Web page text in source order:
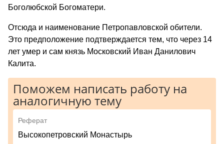
Боголюбской Богоматери.
Отсюда и наименование Петропавловской обители.
Это предположение подтверждается тем, что через 14
лет умер и сам князь Московский Иван Данилович
Калита.
Поможем написать работу на
аналогичную тему
Реферат
Высокопетровский Монастырь